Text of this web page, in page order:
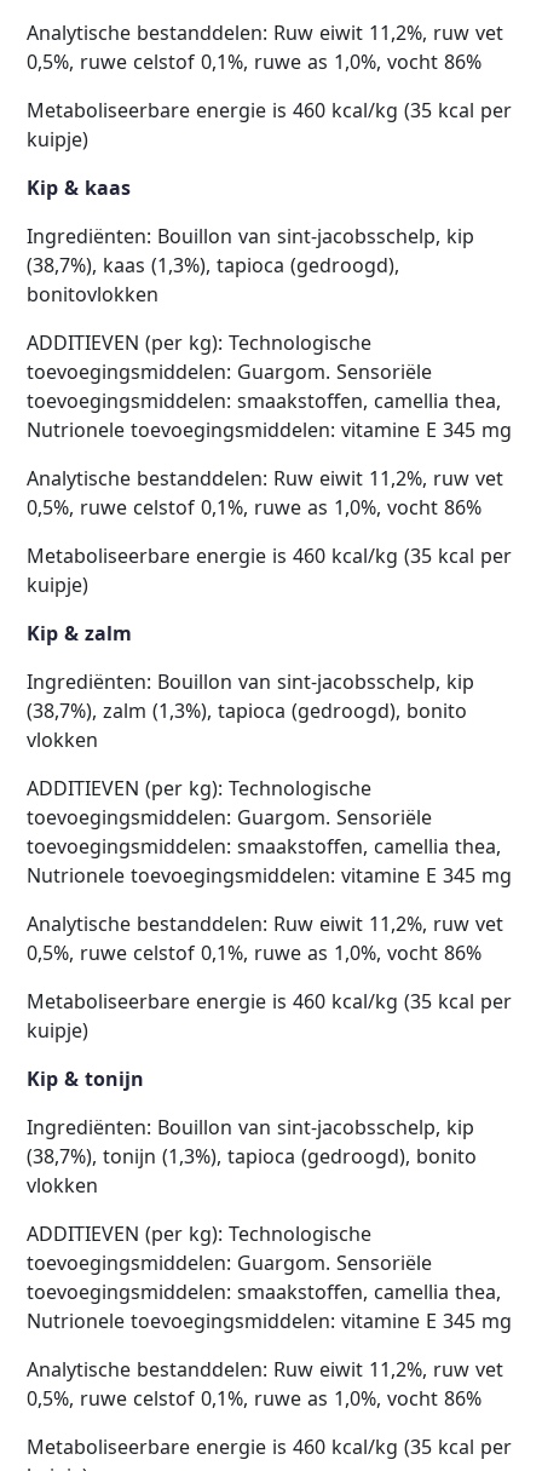
Analytische bestanddelen: Ruw eiwit 11,2%, ruw vet
0,5%, ruwe celstof 0,1%, ruwe as 1,0%, vocht 86%
Metaboliseerbare energie is 460 kcal/kg (35 kcal per
kuipje)
Kip & kaas
Ingrediënten: Bouillon van sint-jacobsschelp, kip
(38,7%), kaas (1,3%), tapioca (gedroogd),
bonitovlokken
ADDITIEVEN (per kg): Technologische
toevoegingsmiddelen: Guargom. Sensoriële
toevoegingsmiddelen: smaakstoffen, camellia thea,
Nutrionele toevoegingsmiddelen: vitamine E 345 mg
Analytische bestanddelen: Ruw eiwit 11,2%, ruw vet
0,5%, ruwe celstof 0,1%, ruwe as 1,0%, vocht 86%
Metaboliseerbare energie is 460 kcal/kg (35 kcal per
kuipje)
Kip & zalm
Ingrediënten: Bouillon van sint-jacobsschelp, kip
(38,7%), zalm (1,3%), tapioca (gedroogd), bonito
vlokken
ADDITIEVEN (per kg): Technologische
toevoegingsmiddelen: Guargom. Sensoriële
toevoegingsmiddelen: smaakstoffen, camellia thea,
Nutrionele toevoegingsmiddelen: vitamine E 345 mg
Analytische bestanddelen: Ruw eiwit 11,2%, ruw vet
0,5%, ruwe celstof 0,1%, ruwe as 1,0%, vocht 86%
Metaboliseerbare energie is 460 kcal/kg (35 kcal per
kuipje)
Kip & tonijn
Ingrediënten: Bouillon van sint-jacobsschelp, kip
(38,7%), tonijn (1,3%), tapioca (gedroogd), bonito
vlokken
ADDITIEVEN (per kg): Technologische
toevoegingsmiddelen: Guargom. Sensoriële
toevoegingsmiddelen: smaakstoffen, camellia thea,
Nutrionele toevoegingsmiddelen: vitamine E 345 mg
Analytische bestanddelen: Ruw eiwit 11,2%, ruw vet
0,5%, ruwe celstof 0,1%, ruwe as 1,0%, vocht 86%
Metaboliseerbare energie is 460 kcal/kg (35 kcal per